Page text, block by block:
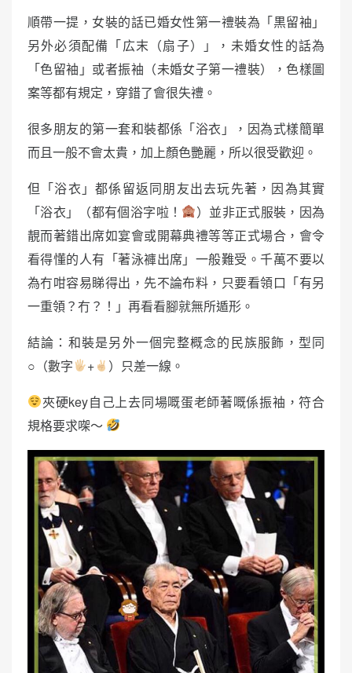
順帶一提，女裝的話已婚女性第一禮裝為「黒留袖」
另外必須配備「広末（扇子）」，未婚女性的話為
「色留袖」或者振袖（未婚女子第一禮裝），色樣圖
案等都有規定，穿錯了會很失禮。
很多朋友的第一套和裝都係「浴衣」，因為式樣簡單
而且一般不會太貴，加上顏色艷麗，所以很受歡迎。
但「浴衣」都係留返同朋友出去玩先著，因為其實
「浴衣」（都有個浴字啦！
）並非正式服裝，因為
靚而著錯出席如宴會或開幕典禮等等正式場合，會令
看得懂的人有「著泳褲出席」一般難受。千萬不要以
為冇咁容易睇得出，先不論布料，只要看領口「有另
一重領？冇？！」再看看腳就無所遁形。
結論：和裝是另外一個完整概念的民族服飾，型同
○（數字
+
）只差一線。
夾硬key自己上去同場嘅蛋老師著嘅係振袖，符合
規格要求㗎～